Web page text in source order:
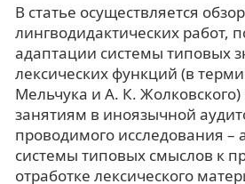
В статье осуществляется
лингводидактических работ,
адаптации системы типовых
лексических функций (в
Мельчука и А. К.
занятиям в иноязычной
проводимого исследования –
системы типовых смыслов к
отработке лексического